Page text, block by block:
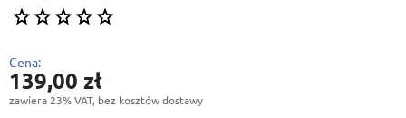
Cena:
139,00 zł
zawiera 23% VAT, bez kosztów dostawy